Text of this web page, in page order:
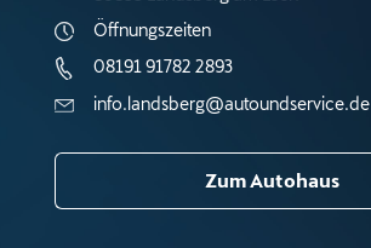
Öffnungszeiten
08191 91782 2893
info.landsberg@autoundservice.de
Zum Autohaus